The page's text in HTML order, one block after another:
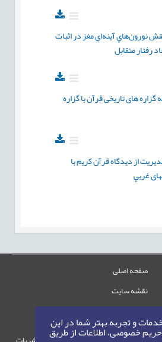
و تجربه بهتر شما در این
خصوصی، اطلاعات از طریق
نورون‌هاي آينه‌اي مغز در اثبات
رفتار متقابل
های تاریخی قرآن با گزاره
از دیدگاه قرآن کریم با
غربي
صفحه اصلی
نقشه سایت
تماس با ما